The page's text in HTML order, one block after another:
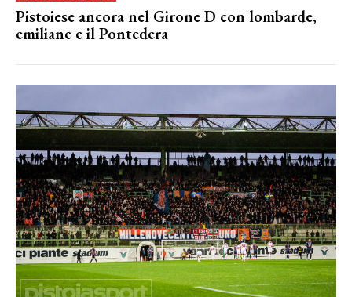
Pistoiese ancora nel Girone D con lombarde,
emiliane e il Pontedera